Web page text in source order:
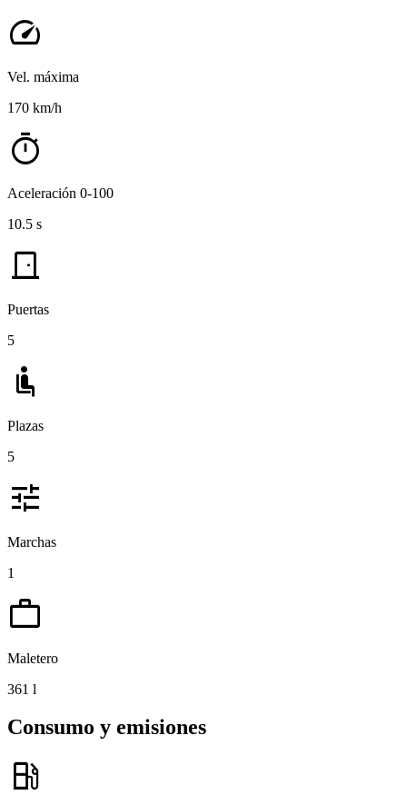
speed
Vel. máxima
170 km/h
timer
Aceleración 0-100
10.5 s
door_front
Puertas
5
airline_seat_recline_normal
Plazas
5
tune
Marchas
1
work
Maletero
361 l
Consumo y emisiones
local_gas_station